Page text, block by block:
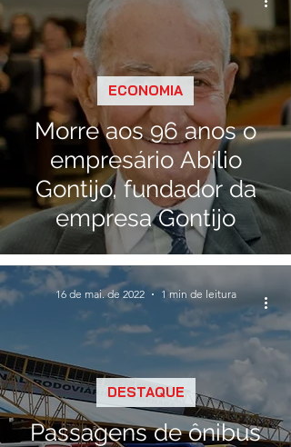
Morre aos 96 anos o
empresário Abílio
Gontijo, fundador da
empresa Gontijo
ECONOMIA
Passagens de ônibus
DESTAQUE
16 de mai. de 2022 1 min de leitura